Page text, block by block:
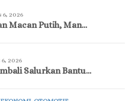
6, 2026
Macan Putih, Man…
2026
Salurkan Bantu…